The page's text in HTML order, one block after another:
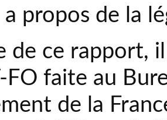
a propos de la
de ce rapport,
FO faite au
de la